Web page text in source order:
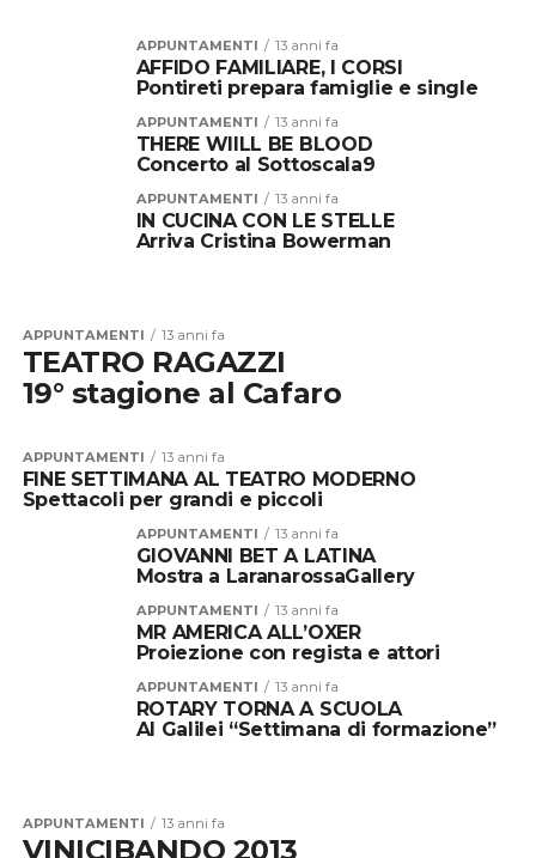
APPUNTAMENTI 13 anni fa
AFFIDO FAMILIARE, I CORSI
Pontireti prepara famiglie e single
APPUNTAMENTI 13 anni fa
THERE WIILL BE BLOOD
Concerto al Sottoscala9
APPUNTAMENTI 13 anni fa
IN CUCINA CON LE STELLE
Arriva Cristina Bowerman
APPUNTAMENTI 13 anni fa
TEATRO RAGAZZI
19° stagione al Cafaro
APPUNTAMENTI 13 anni fa
FINE SETTIMANA AL TEATRO MODERNO
Spettacoli per grandi e piccoli
APPUNTAMENTI 13 anni fa
GIOVANNI BET A LATINA
Mostra a LaranarossaGallery
APPUNTAMENTI 13 anni fa
MR AMERICA ALL’OXER
Proiezione con regista e attori
APPUNTAMENTI 13 anni fa
ROTARY TORNA A SCUOLA
Al Galilei “Settimana di formazione”
APPUNTAMENTI 13 anni fa
VINICIBANDO 2013